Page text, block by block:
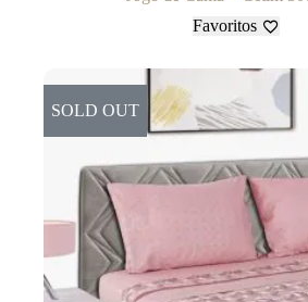
Favoritos
SOLD OUT